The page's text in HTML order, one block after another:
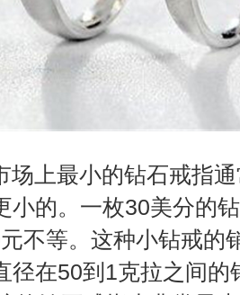
场上最小的钻石戒指
小的。一枚30美分的
不等。这种小钻戒的
径在50到1克拉之间的